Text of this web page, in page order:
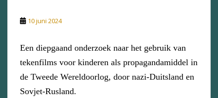
10 juni 2024
Een diepgaand onderzoek naar het gebruik van
tekenfilms voor kinderen als propagandamiddel in
de Tweede Wereldoorlog, door nazi-Duitsland en
Sovjet-Rusland.